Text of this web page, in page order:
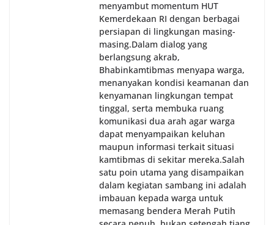
menyambut momentum HUT
Kemerdekaan RI dengan berbagai
persiapan di lingkungan masing-
masing.‎Dalam dialog yang
berlangsung akrab,
Bhabinkamtibmas menyapa warga,
menanyakan kondisi keamanan dan
kenyamanan lingkungan tempat
tinggal, serta membuka ruang
komunikasi dua arah agar warga
dapat menyampaikan keluhan
maupun informasi terkait situasi
kamtibmas di sekitar mereka.‎‎‎Salah
satu poin utama yang disampaikan
dalam kegiatan sambang ini adalah
imbauan kepada warga untuk
memasang bendera Merah Putih